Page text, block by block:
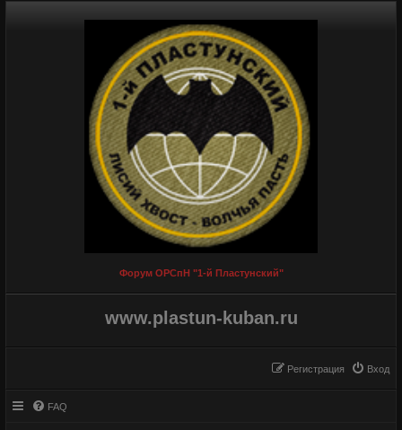
Форум ОРСпН "1-й Пластунский"
www.plastun-kuban.ru
Вход
Регистрация
FAQ